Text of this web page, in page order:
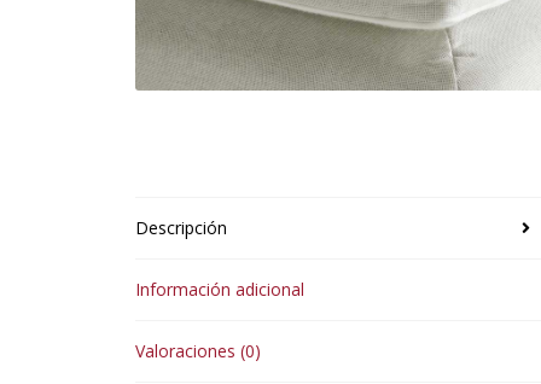
Descripción
Información adicional
Valoraciones (0)